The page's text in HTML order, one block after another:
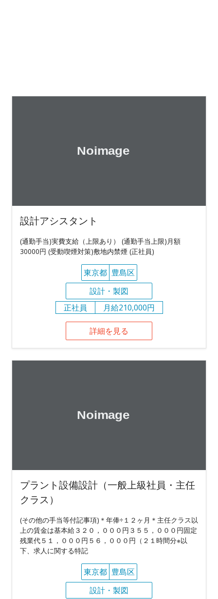
設計アシスタント
(通勤手当)実費支給（上限あり） (通勤手当上限)月額
30000円 (受動喫煙対策)敷地内禁煙 (正社員)
東京都 豊島区
設計・製図
正社員
月給210,000円
詳細を見る
プラント設備設計（一般上級社員・主任
クラス）
(その他の手当等付記事項)＊年俸÷１２ヶ月＊主任クラス以
上の賃金は基本給３２０，０００円３５５，０００円固定
残業代５１，０００円５６，０００円（２１時間分※以
下、求人に関する特記
東京都 豊島区
設計・製図